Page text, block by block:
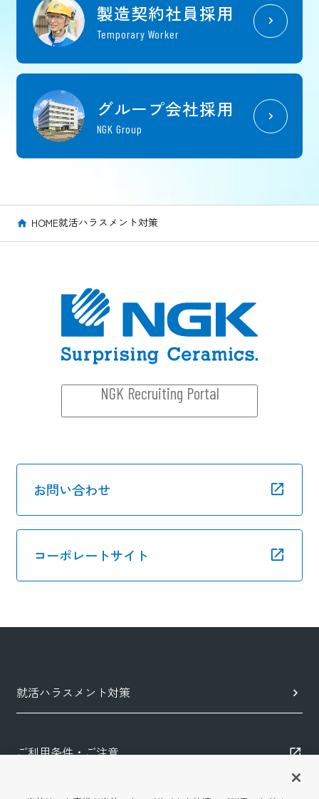
製造契約社員採用
Temporary Worker
グループ会社採用
NGK Group
HOME就活ハラスメント対策
NGK Recruiting Portal
お問い合わせ
コーポレートサイト
就活ハラスメント対策
ご利用条件・ご注意